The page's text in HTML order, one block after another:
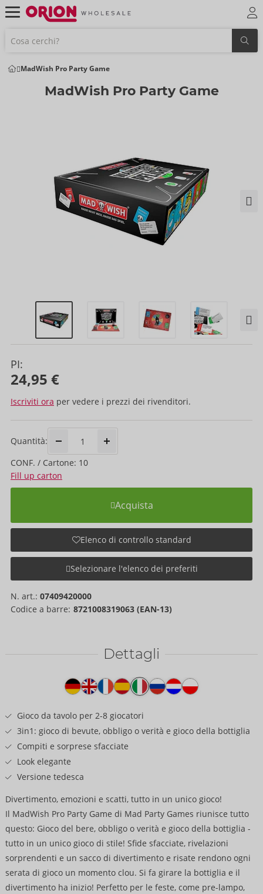
MadWish Pro Party Game
MadWish Pro Party Game
PI:
24,95 €
Iscriviti ora per vedere i prezzi dei rivenditori.
Quantità:
CONF. / Cartone: 10
Fill up carton
Acquista
Elenco di controllo standard
Selezionare l'elenco dei preferiti
N. art.: 07409420000
Codice a barre: 8721008319063 (EAN-13)
Dettagli
prodotto
Gioco da tavolo per 2-8 giocatori
3in1: gioco di bevute, obbligo o verità e gioco della bottiglia
Compiti e sorprese sfacciate
Look elegante
Versione tedesca
Divertimento, emozioni e scatti, tutto in un unico gioco!
Il MadWish Pro Party Game di Mad Party Games riunisce tutto
questo: Gioco del bere, obbligo o verità e gioco della bottiglia -
tutto in un unico gioco di stile! Sfide sfacciate, rivelazioni
sorprendenti e un sacco di divertimento e risate rendono ogni
serata di gioco un momento clou. Si fa girare la bottiglia e il
divertimento ha inizio! Perfetto per le feste, come pre-lampo,